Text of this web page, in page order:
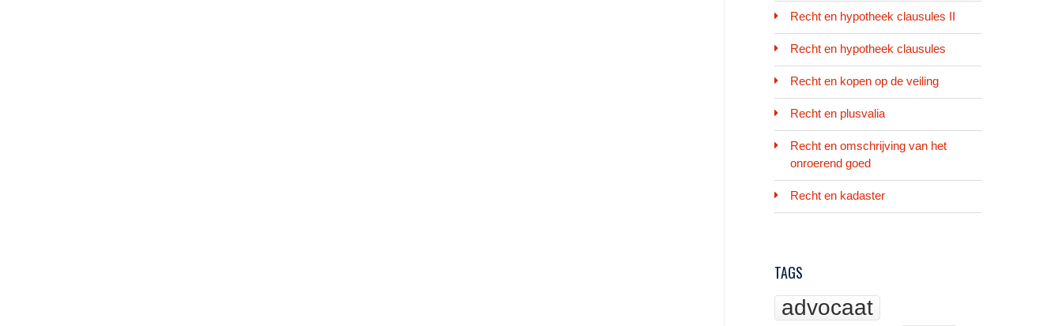
Recht en hypotheek clausules II
Recht en hypotheek clausules
Recht en kopen op de veiling
Recht en plusvalia
Recht en omschrijving van het
onroerend goed
Recht en kadaster
TAGS
advocaat